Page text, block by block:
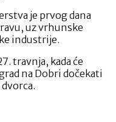
je prvog dana
uz vrhunske
industrije.
travnja, kada će
na Dobri dočekati